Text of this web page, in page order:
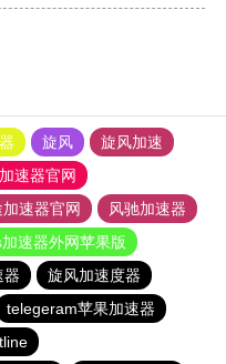
旋风
旋风加速
速器官网
速器官网
风驰加速器
速器外网苹果版
器
旋风加速度器
telegeram苹果加速器